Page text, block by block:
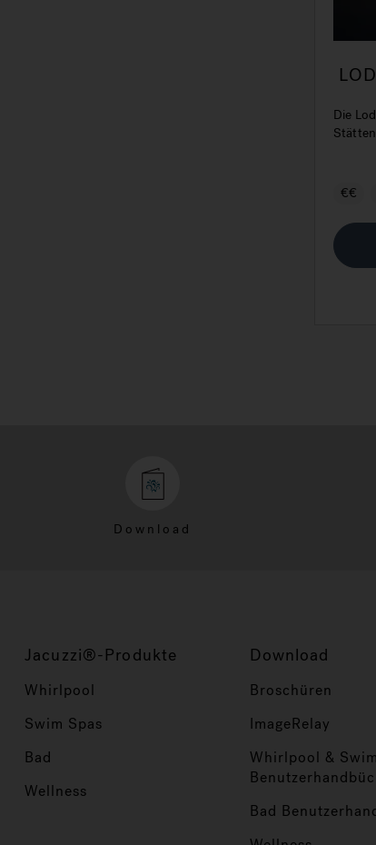
Die
€€
Download
Jacuzzi®-Produkte
Whirlpool
Swim Spas
Bad
Wellness
Download
Broschüren
ImageRelay
Whirlpool &
Bad